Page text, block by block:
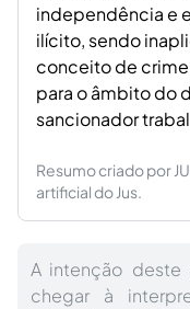
independência e
ilícito, sendo
conceito de
para o âmbito do
sancionador
Resumo criado por
artificial do Jus.
A intenção deste
chegar à